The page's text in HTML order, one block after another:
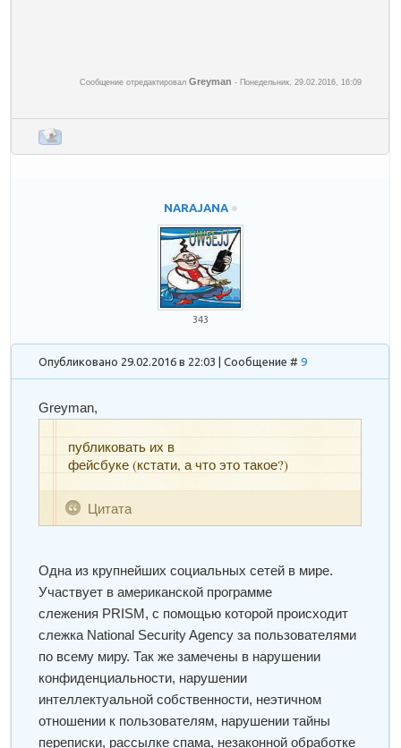
Сообщение отредактировалGreyman - Понедельник, 29.02.2016, 16:09
NARAJANA
343
Опубликовано 29.02.2016 в 22:03 | Сообщение #9
Greyman,
Цитата
публиковать их в
фейсбуке (кстати, а что это такое?)
Одна из крупнейших социальных сетей в мире.
Участвует в американской программе
слежения PRISM, с помощью которой происходит
слежка National Security Agency за пользователями
по всему миру. Так же замечены в нарушении
конфиденциальности, нарушении
интеллектуальной собственности, неэтичном
отношении к пользователям, нарушении тайны
переписки, рассылке спама, незаконной обработке